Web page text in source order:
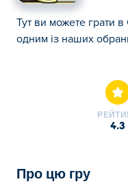
Тут ви можете грати
одним із наших
4.3
Про цю гру